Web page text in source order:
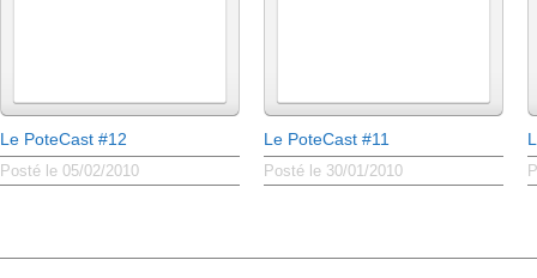
Le PoteCast #12
Posté le 05/02/2010
Le PoteCast #11
Posté le 30/01/2010